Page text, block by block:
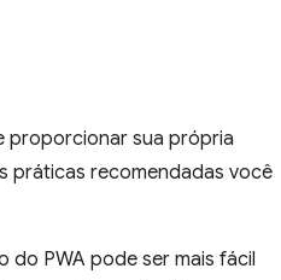
proporcionar sua própria
práticas recomendadas você
do PWA pode ser mais fácil